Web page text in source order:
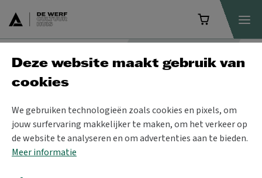
Zaalverhuur
vergaderinfrastructuur
Welke zaal wil je huren?
Deze website maakt gebruik van
cookies
We gebruiken technologieën zoals cookies en pixels, om
jouw surfervaring makkelijker te maken, om het verkeer op
de website te analyseren en om advertenties aan te bieden.
Meer informatie